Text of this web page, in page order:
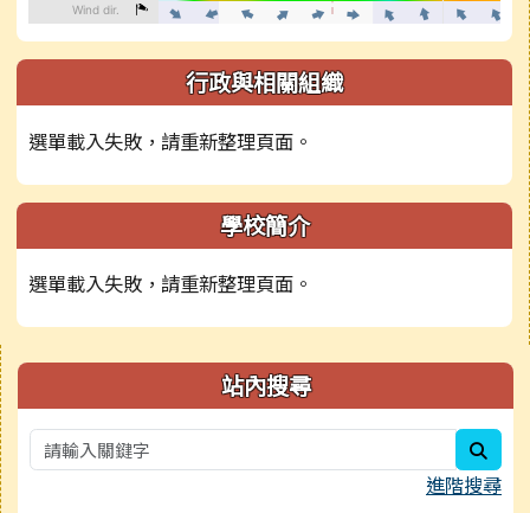
行政與相關組織
選單載入失敗，請重新整理頁面。
學校簡介
選單載入失敗，請重新整理頁面。
右邊區域內容 站內搜尋
進階搜尋